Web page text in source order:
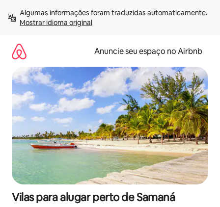
para
Mostrar idioma original
Anuncie seu espaço no Airbnb
Vilas para alugar perto de Samaná